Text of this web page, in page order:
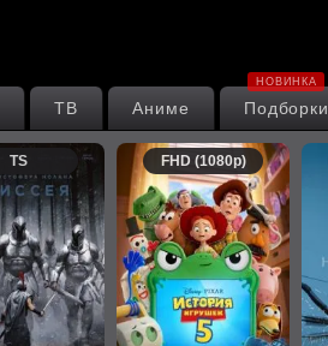
Подборки
НОВИНКА
Аниме
ТВ
TS FHD (1080p)